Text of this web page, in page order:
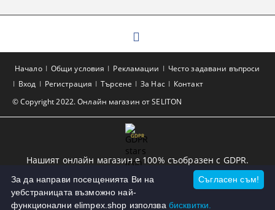
© Copyright 2022. Онлайн магазин от SELITON
Начало Общи условия Рекламации
Често задавани въпроси
Вход
Регистрация Търсене За Нас Контакт
GDPR
Нашият онлайн магазин е 100% съобразен с GDPR.
Прочетете нашата политика
Моите лични данни
Съгласен съм!
За да направи посещенията Ви на
уебстраницата възможно най-
функционални elimpex.shop използва бисквитки.